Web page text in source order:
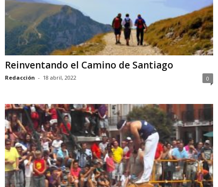
Reinventando el Camino de Santiago
Redacción - 18 abril, 2022 0